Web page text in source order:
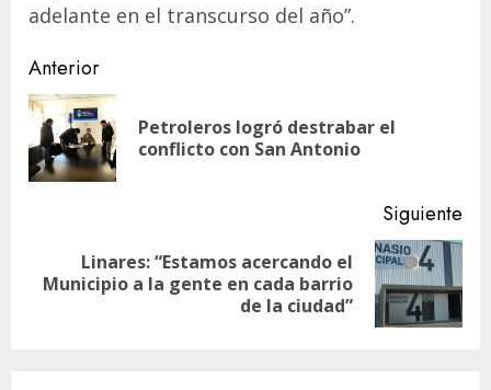
adelante en el transcurso del año”.
Navegación
de
entradas
Anterior
Petroleros logró destrabar el
conflicto con San Antonio
Siguiente
Siguiente
Linares: “Estamos acercando el
Municipio a la gente en cada barrio
de la ciudad”